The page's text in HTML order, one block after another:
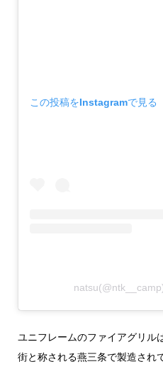
この投稿をInstagramで見る
ユニフレームのファイアグリル
街と称される燕三条で製造され